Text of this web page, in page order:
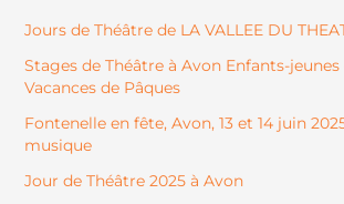
Jours de Théâtre de LA VALLEE DU
Stages de Théâtre à Avon Enfants-
Vacances de Pâques
Fontenelle en fête, Avon, 13 et 14 juin
musique
Jour de Théâtre 2025 à Avon